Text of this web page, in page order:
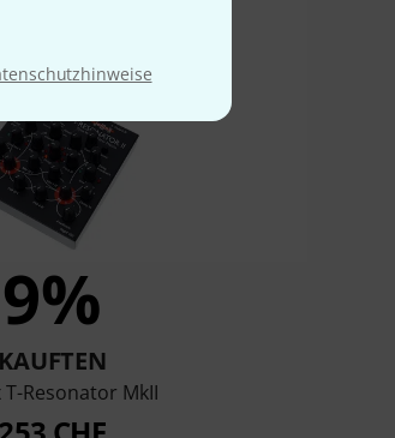
haben
9%
KAUFTEN
T-Resonator MkII